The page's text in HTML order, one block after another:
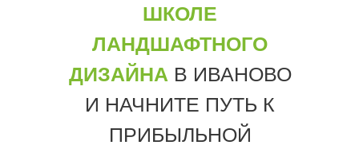
ШКОЛЕ
ЛАНДШАФТНОГО
ДИЗАЙНА В ИВАНОВО
И НАЧНИТЕ ПУТЬ К
ПРИБЫЛЬНОЙ